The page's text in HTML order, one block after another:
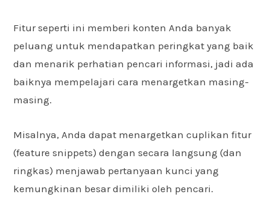
Fitur seperti ini memberi konten Anda banyak
peluang untuk mendapatkan peringkat yang baik
dan menarik perhatian pencari informasi, jadi ada
baiknya mempelajari cara menargetkan masing-
masing.
Misalnya, Anda dapat menargetkan cuplikan fitur
(feature snippets) dengan secara langsung (dan
ringkas) menjawab pertanyaan kunci yang
kemungkinan besar dimiliki oleh pencari.